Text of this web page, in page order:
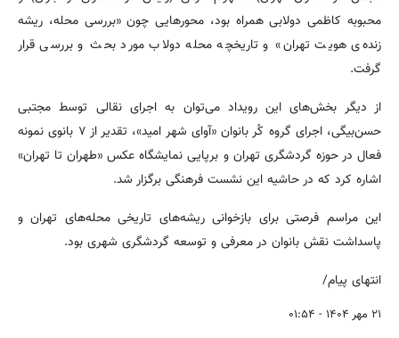
محبوبه کاظمی دولابی همراه بود، محورهایی چون «بررسی محله، ریشه
زنده‌ی هویت تهران» و تاریخچه محله دولاب مورد بحث و بررسی قرار
گرفت.
از دیگر بخش‌های این رویداد می‌توان به اجرای نقالی توسط مجتبی
حسن‌بیگی، اجرای گروه کُر بانوان «آوای شهر امید»، تقدیر از ۷ بانوی نمونه
فعال در حوزه گردشگری تهران و برپایی نمایشگاه عکس «طهران تا تهران»
اشاره کرد که در حاشیه این نشست فرهنگی برگزار شد.
این مراسم فرصتی برای بازخوانی ریشه‌های تاریخی محله‌های تهران و
پاسداشت نقش بانوان در معرفی و توسعه گردشگری شهری بود.
انتهای پیام/
۲۱ مهر ۱۴۰۴ - ۰۱:۵۴